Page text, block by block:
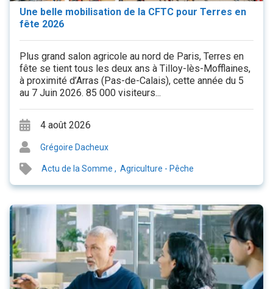
Une belle mobilisation de la CFTC pour Terres en
fête 2026
Plus grand salon agricole au nord de Paris, Terres en
fête se tient tous les deux ans à Tilloy-lès-Mofflaines,
à proximité d’Arras (Pas-de-Calais), cette année du 5
au 7 Juin 2026. 85 000 visiteurs...
4 août 2026
Grégoire Dacheux
Actu de la Somme , Agriculture - Pêche